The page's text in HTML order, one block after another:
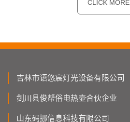
CLICK MORE
吉林市语悠宸灯光设备有限公司
剑川县俊帮俗电热壶合伙企业
山东码挪信息科技有限公司